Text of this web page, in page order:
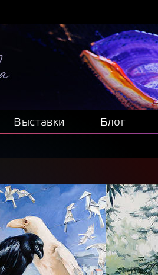
Выставки Блог